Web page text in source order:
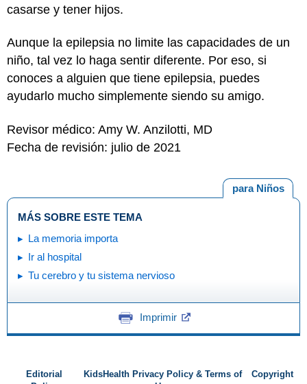
casarse y tener hijos.
Aunque la epilepsia no limite las capacidades de un
niño, tal vez lo haga sentir diferente. Por eso, si
conoces a alguien que tiene epilepsia, puedes
ayudarlo mucho simplemente siendo su amigo.
Revisor médico: Amy W. Anzilotti, MD
Fecha de revisión: julio de 2021
para Niños
MÁS SOBRE ESTE TEMA
La memoria importa
Ir al hospital
Tu cerebro y tu sistema nervioso
Imprimir
Editorial
KidsHealth Privacy Policy & Terms of
Copyright